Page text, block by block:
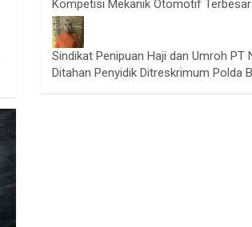
Kompetisi Mekanik Otomotif Terbesar
Sindikat Penipuan Haji dan Umroh PT
Ditahan Penyidik Ditreskrimum Polda